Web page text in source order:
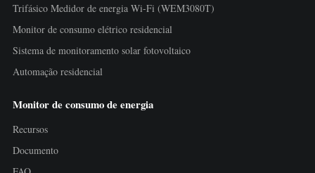
Trifásico Medidor de energia Wi-Fi (WEM3080T)
Monitor de consumo elétrico residencial
Sistema de monitoramento solar fotovoltaico
Automação residencial
Monitor de consumo de energia
Recursos
Documento